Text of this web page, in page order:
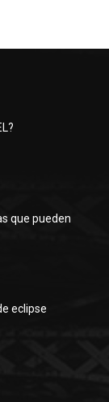
que pueden
eclipse